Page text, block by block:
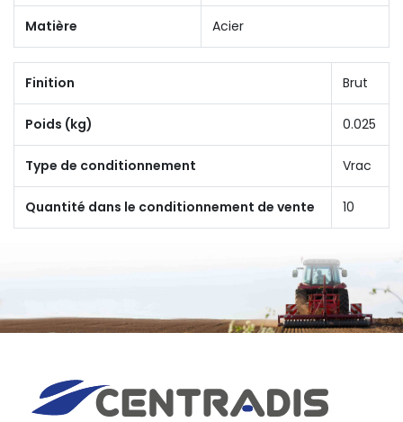
Matière Acier
Finition Brut
Poids (kg) 0.025
Type de conditionnement Vrac
Quantité dans le conditionnement de vente 10